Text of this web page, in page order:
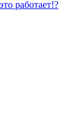
работает!?